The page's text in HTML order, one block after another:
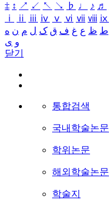
‡ ↕ ↗ ↙ ↖ ↘ ♭ ♩ ♪ ♬
ⅰ
ⅱ ⅲ ⅳ ⅴ ⅵ ⅶ ⅷ ⅸ
ط ظ ع غ ف ق ک ل م ن ه
و ی
닫기
통합검색
국내학술논문
학위논문
해외학술논문
학술지